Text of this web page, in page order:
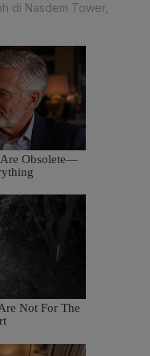
di Nasdem Tower,